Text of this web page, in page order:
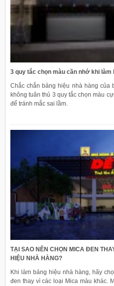
3 quy tắc chọn màu cần nhớ khi làm
Chắc chắn bảng hiệu nhà hàng của
không tuân thủ 3 quy tắc chọn màu
để tránh mắc sai lầm.
TẠI SAO NÊN CHỌN MICA ĐEN
HIỆU NHÀ HÀNG?
Khi làm bảng hiệu nhà hàng, hãy
đen thay vì các loại Mica màu khác.